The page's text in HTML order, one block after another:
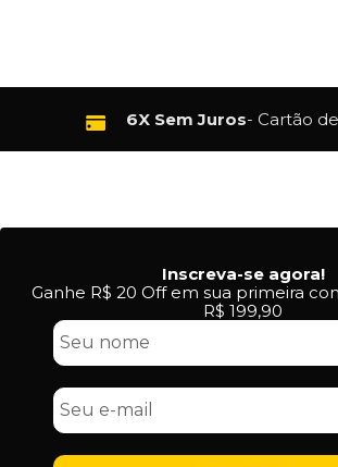
10% de Desconto
- Pix e Boleto - Exceto Vans e
Inscreva-se agora!
Ganhe R$ 20 Off em sua primeira
R$ 199,90